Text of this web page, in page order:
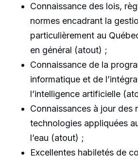
Connaissance des lois,
normes encadrant la
particulièrement au
en général (atout) ;
Connaissance de la
informatique et de
l’intelligence artificielle
Connaissances à jour des
technologies appliquées
l’eau (atout) ;
Excellentes habiletés de